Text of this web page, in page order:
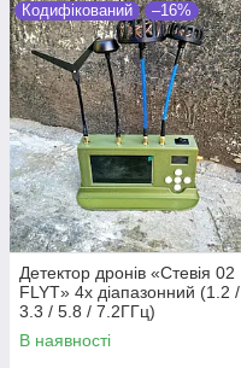
Кодифікований –16%
Детектор дронів «Стевія 02
FLYT» 4х діапазонний (1.2 /
3.3 / 5.8 / 7.2ГГц)
В наявності